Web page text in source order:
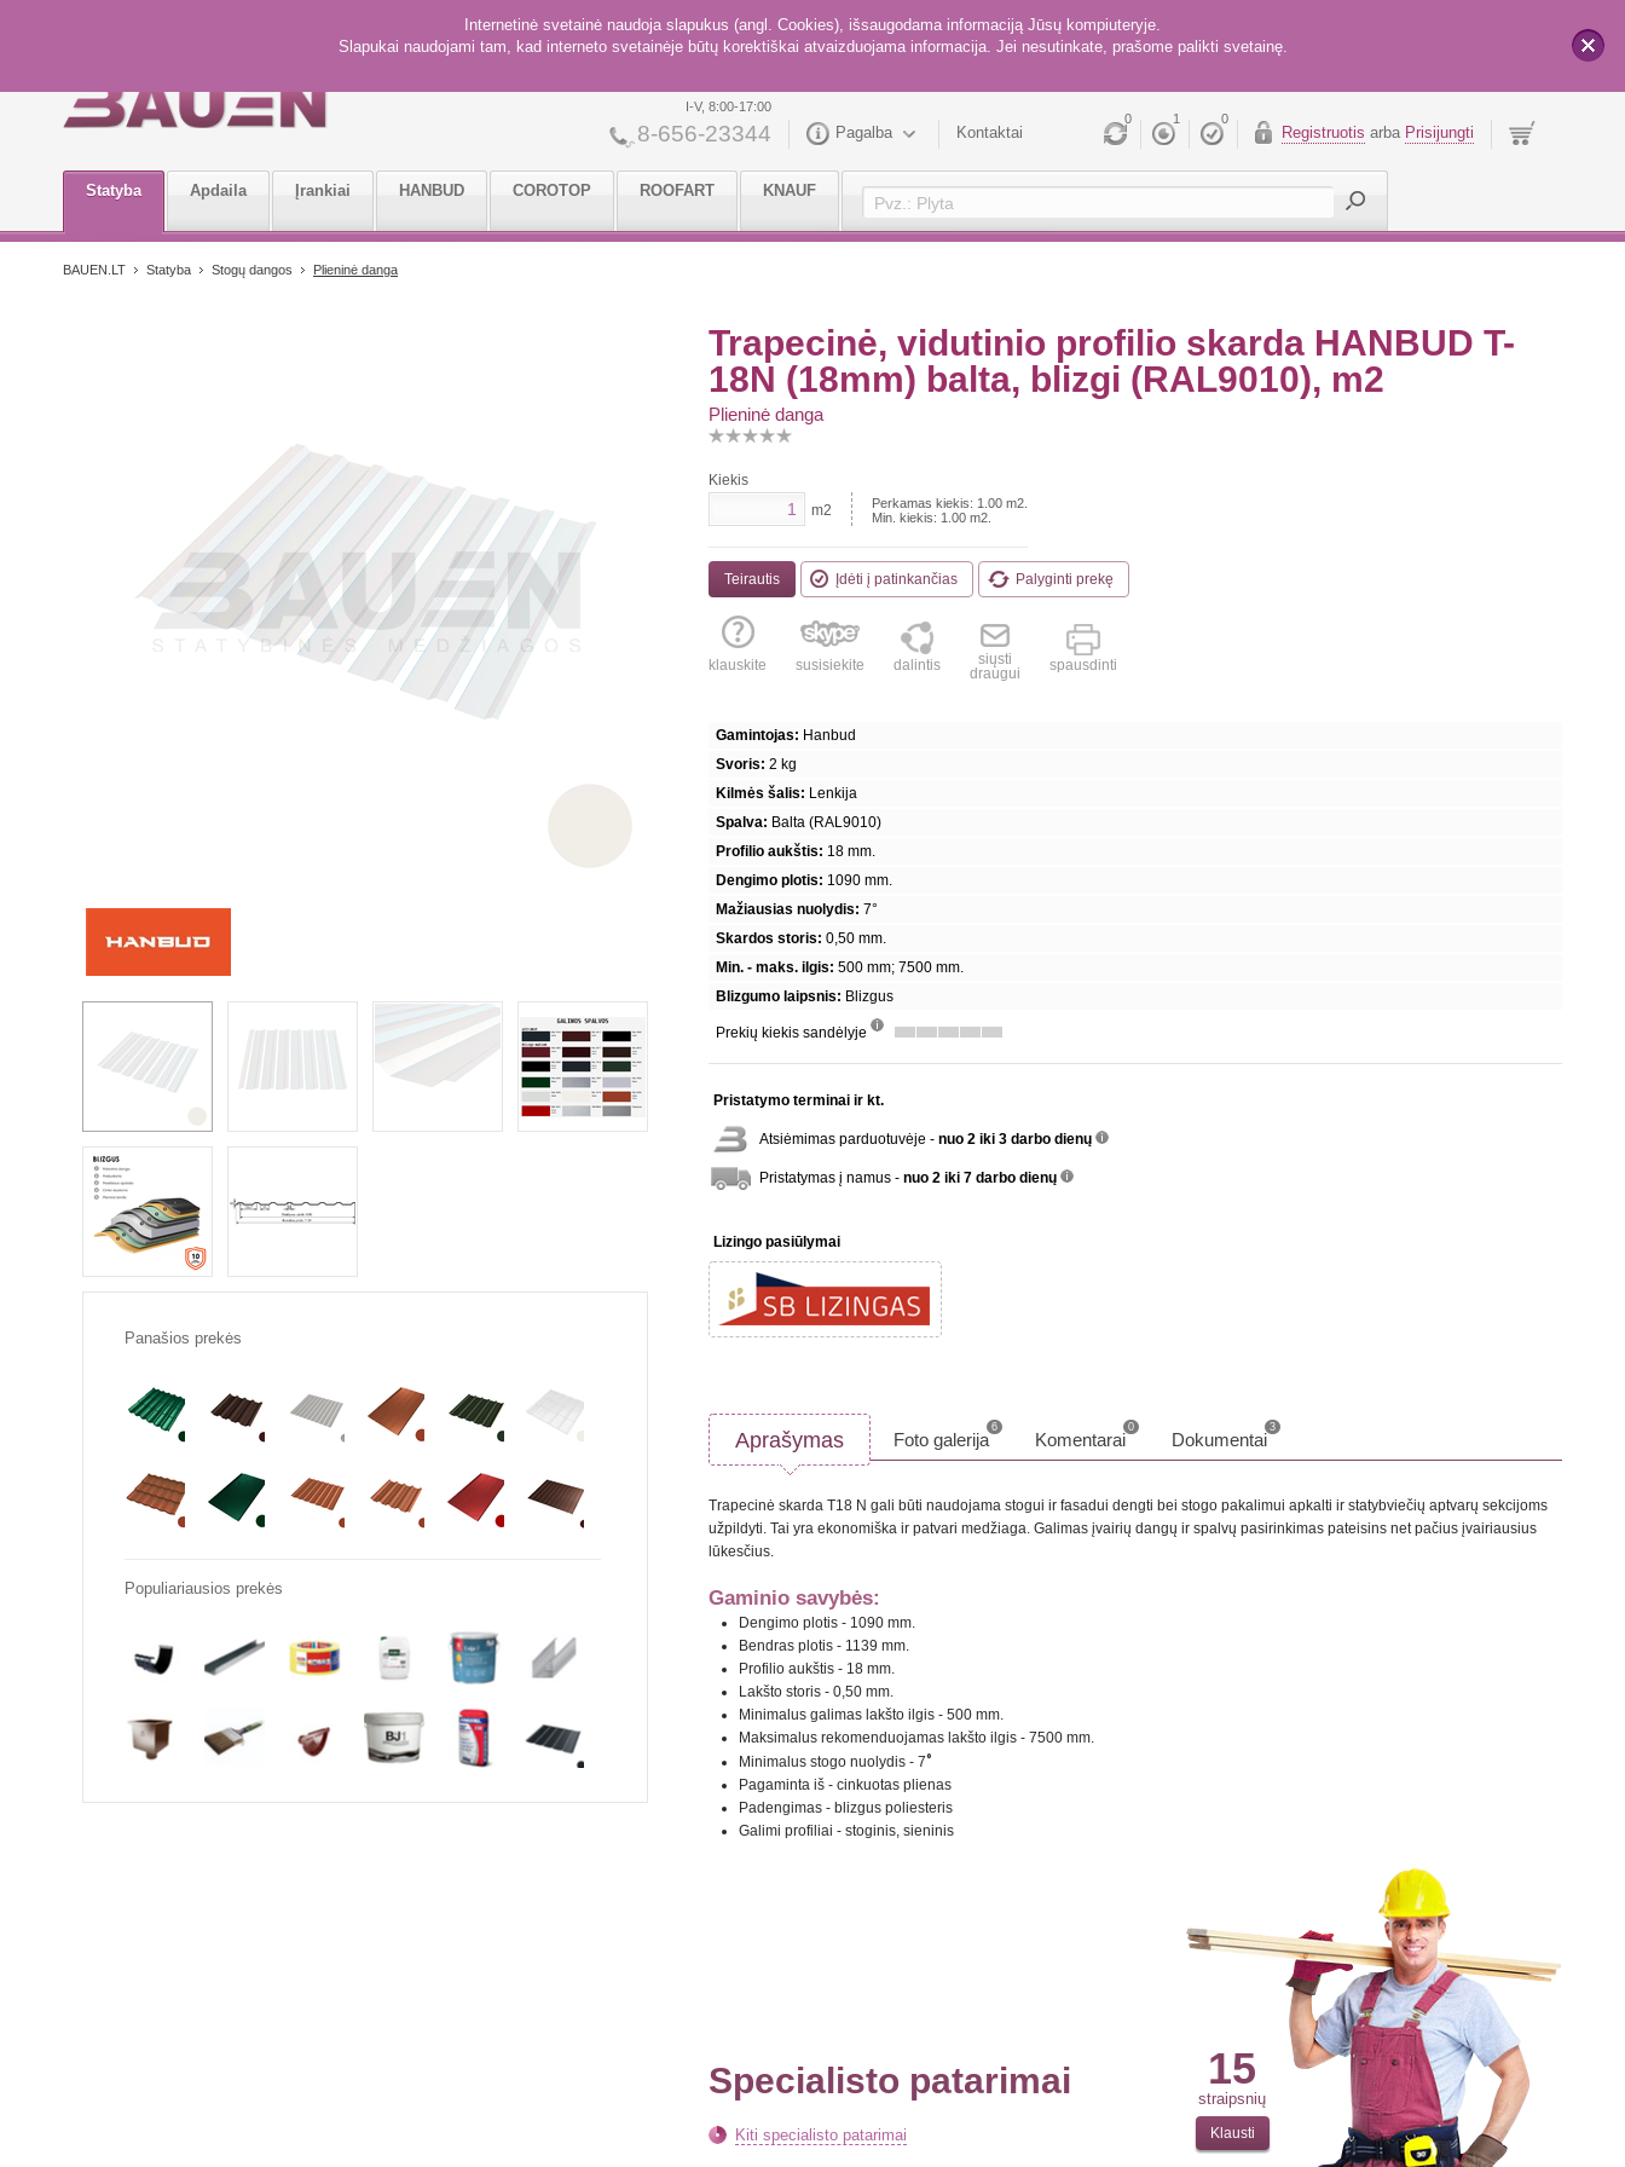
Internetinė svetainė naudoja slapukus (angl. Cookies), išsaugodama informaciją Jūsų kompiuteryje.
Slapukai naudojami tam, kad interneto svetainėje būtų korektiškai atvaizduojama informacija. Jei nesutinkate, prašome palikti svetainę.
0 1 0
Registruotis arba Prisijungti
I-V, 8:00-17:00
8-656-23344 Pagalba Kontaktai
Statyba Apdaila Įrankiai HANBUD COROTOP ROOFART KNAUF
BAUEN.LT Statyba Stogų dangos Plieninė danga
Trapecinė, vidutinio profilio skarda HANBUD T-
18N (18mm) balta, blizgi (RAL9010), m2
Plieninė danga
Kiekis
m2
Perkamas kiekis: 1.00 m2.
Min. kiekis: 1.00 m2.
Teirautis Įdėti į patinkančias Palyginti prekę
klauskite susisiekite dalintis
siųsti
draugui
spausdinti
Gamintojas: Hanbud
Svoris: 2 kg
Kilmės šalis: Lenkija
Spalva: Balta (RAL9010)
Profilio aukštis: 18 mm.
Dengimo plotis: 1090 mm.
Mažiausias nuolydis: 7°
Skardos storis: 0,50 mm.
Min. - maks. ilgis: 500 mm; 7500 mm.
Blizgumo laipsnis: Blizgus
Prekių kiekis sandėlyje
Pristatymo terminai ir kt.
Atsiėmimas parduotuvėje - nuo 2 iki 3 darbo dienų
Pristatymas į namus - nuo 2 iki 7 darbo dienų
Lizingo pasiūlymai
Aprašymas Foto galerija
6
Komentarai
0
Dokumentai
3
Trapecinė skarda T18 N gali būti naudojama stogui ir fasadui dengti bei stogo pakalimui apkalti ir statybviečių aptvarų sekcijoms
užpildyti. Tai yra ekonomiška ir patvari medžiaga. Galimas įvairių dangų ir spalvų pasirinkimas pateisins net pačius įvairiausius
lūkesčius.
Gaminio savybės:
Dengimo plotis - 1090 mm.
Bendras plotis - 1139 mm.
Profilio aukštis - 18 mm.
Lakšto storis - 0,50 mm.
Minimalus galimas lakšto ilgis - 500 mm.
Maksimalus rekomenduojamas lakšto ilgis - 7500 mm.
Minimalus stogo nuolydis - 7°
Pagaminta iš - cinkuotas plienas
Padengimas - blizgus poliesteris
Galimi profiliai - stoginis, sieninis
Specialisto patarimai
Kiti specialisto patarimai
15
straipsnių
Klausti
Panašios prekės
Populiariausios prekės